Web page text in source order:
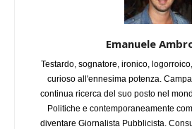
Emanuele
Testardo, sognatore, ironico,
curioso all'ennesima potenza.
continua ricerca del suo posto nel
Politiche e contemporaneamente
diventare Giornalista Pubblicista.